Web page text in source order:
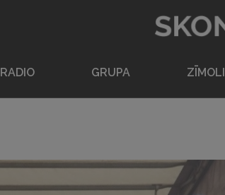
RADIO GRUPA ZĪMOLI